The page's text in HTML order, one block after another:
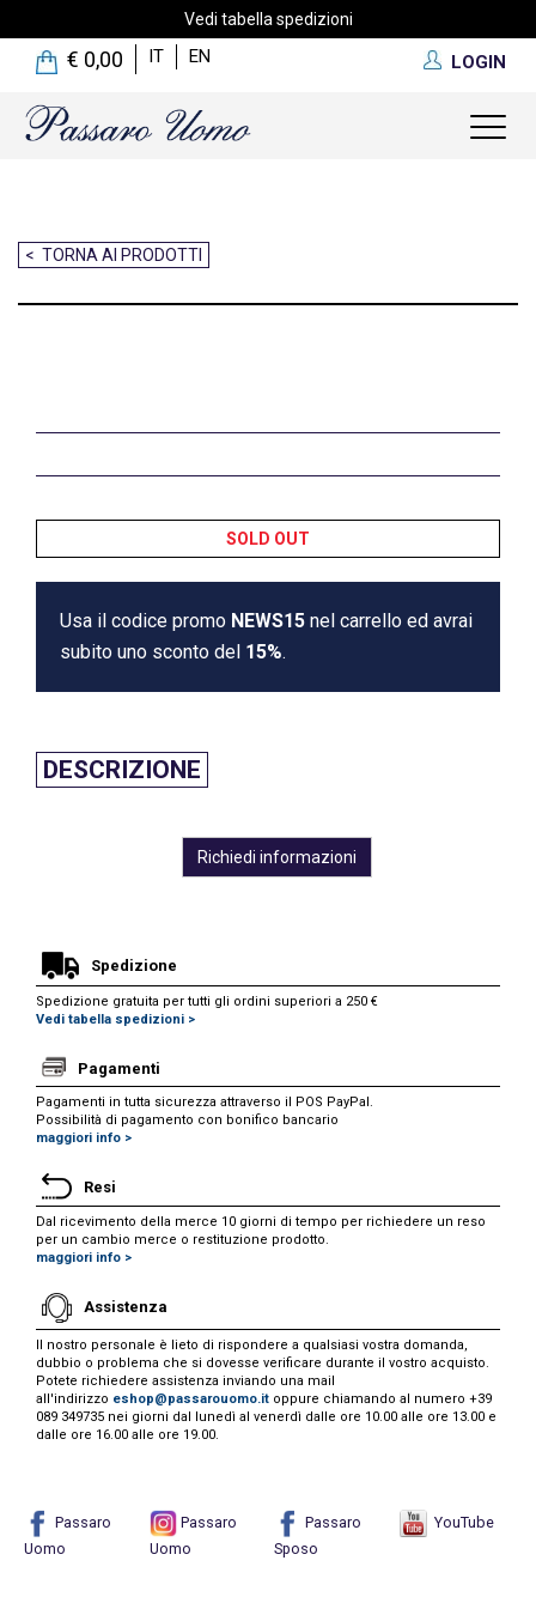
Vedi tabella spedizioni
€ 0,00 IT EN LOGIN
< TORNA AI PRODOTTI
SOLD OUT
Usa il codice promo NEWS15 nel carrello ed avrai
subito uno sconto del 15%.
DESCRIZIONE
Richiedi informazioni
Spedizione
Spedizione gratuita per tutti gli ordini superiori a 250 €
Vedi tabella spedizioni >
Pagamenti
Pagamenti in tutta sicurezza attraverso il POS PayPal.
Possibilità di pagamento con bonifico bancario
maggiori info >
Resi
Dal ricevimento della merce 10 giorni di tempo per richiedere un reso
per un cambio merce o restituzione prodotto.
maggiori info >
Assistenza
Il nostro personale è lieto di rispondere a qualsiasi vostra domanda,
dubbio o problema che si dovesse verificare durante il vostro acquisto.
Potete richiedere assistenza inviando una mail
all'indirizzo eshop@passarouomo.it oppure chiamando al numero +39
089 349735 nei giorni dal lunedì al venerdì dalle ore 10.00 alle ore 13.00 e
dalle ore 16.00 alle ore 19.00.
Passaro
Uomo
Passaro
Uomo
Passaro
Sposo
YouTube